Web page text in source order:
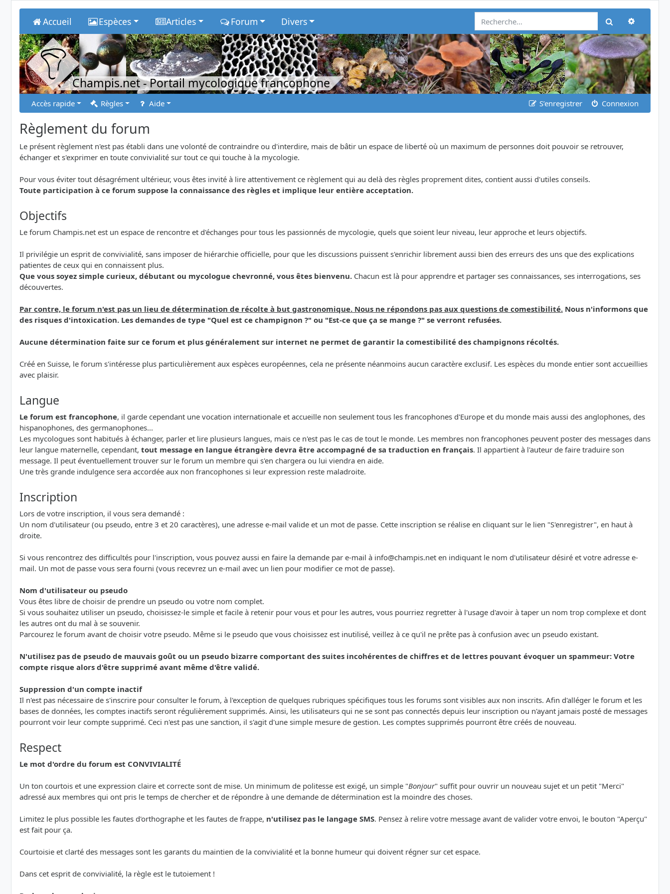
Accueil Espèces Articles Forum Divers Rechercher
Champis.net- Portail mycologique francophone
Accès rapide Règles Aide S’enregistrer Connexion
Règlement du forum
Le présent règlement n'est pas établi dans une volonté de contraindre ou d'interdire, mais de bâtir un espace de liberté où un maximum de personnes doit pouvoir se retrouver,
échanger et s'exprimer en toute convivialité sur tout ce qui touche à la mycologie.
Pour vous éviter tout désagrément ultérieur, vous êtes invité à lire attentivement ce règlement qui au delà des règles proprement dites, contient aussi d'utiles conseils.
Toute participation à ce forum suppose la connaissance des règles et implique leur entière acceptation.
Objectifs
Le forum Champis.net est un espace de rencontre et d'échanges pour tous les passionnés de mycologie, quels que soient leur niveau, leur approche et leurs objectifs.
Il privilégie un esprit de convivialité, sans imposer de hiérarchie officielle, pour que les discussions puissent s'enrichir librement aussi bien des erreurs des uns que des explications
patientes de ceux qui en connaissent plus.
Que vous soyez simple curieux, débutant ou mycologue chevronné, vous êtes bienvenu. Chacun est là pour apprendre et partager ses connaissances, ses interrogations, ses
découvertes.
Par contre, le forum n'est pas un lieu de détermination de récolte à but gastronomique. Nous ne répondons pas aux questions de comestibilité. Nous n'informons que
des risques d'intoxication. Les demandes de type "Quel est ce champignon ?" ou "Est-ce que ça se mange ?" se verront refusées.
Aucune détermination faite sur ce forum et plus généralement sur internet ne permet de garantir la comestibilité des champignons récoltés.
Créé en Suisse, le forum s'intéresse plus particulièrement aux espèces européennes, cela ne présente néanmoins aucun caractère exclusif. Les espèces du monde entier sont accueillies
avec plaisir.
Langue
Le forum est francophone, il garde cependant une vocation internationale et accueille non seulement tous les francophones d'Europe et du monde mais aussi des anglophones, des
hispanophones, des germanophones...
Les mycologues sont habitués à échanger, parler et lire plusieurs langues, mais ce n'est pas le cas de tout le monde. Les membres non francophones peuvent poster des messages dans
leur langue maternelle, cependant, tout message en langue étrangère devra être accompagné de sa traduction en français. Il appartient à l'auteur de faire traduire son
message. Il peut éventuellement trouver sur le forum un membre qui s'en chargera ou lui viendra en aide.
Une très grande indulgence sera accordée aux non francophones si leur expression reste maladroite.
Inscription
Lors de votre inscription, il vous sera demandé :
Un nom d'utilisateur (ou pseudo, entre 3 et 20 caractères), une adresse e-mail valide et un mot de passe. Cette inscription se réalise en cliquant sur le lien "S'enregistrer", en haut à
droite.
Si vous rencontrez des difficultés pour l'inscription, vous pouvez aussi en faire la demande par e-mail à info@champis.net en indiquant le nom d'utilisateur désiré et votre adresse e-
mail. Un mot de passe vous sera fourni (vous recevrez un e-mail avec un lien pour modifier ce mot de passe).
Nom d'utilisateur ou pseudo
Vous êtes libre de choisir de prendre un pseudo ou votre nom complet.
Si vous souhaitez utiliser un pseudo, choisissez-le simple et facile à retenir pour vous et pour les autres, vous pourriez regretter à l'usage d'avoir à taper un nom trop complexe et dont
les autres ont du mal à se souvenir.
Parcourez le forum avant de choisir votre pseudo. Même si le pseudo que vous choisissez est inutilisé, veillez à ce qu'il ne prête pas à confusion avec un pseudo existant.
N'utilisez pas de pseudo de mauvais goût ou un pseudo bizarre comportant des suites incohérentes de chiffres et de lettres pouvant évoquer un spammeur: Votre
compte risque alors d'être supprimé avant même d'être validé.
Suppression d'un compte inactif
Il n'est pas nécessaire de s'inscrire pour consulter le forum, à l'exception de quelques rubriques spécifiques tous les forums sont visibles aux non inscrits. Afin d'alléger le forum et les
bases de données, les comptes inactifs seront régulièrement supprimés. Ainsi, les utilisateurs qui ne se sont pas connectés depuis leur inscription ou n'ayant jamais posté de messages
pourront voir leur compte supprimé. Ceci n'est pas une sanction, il s'agit d'une simple mesure de gestion. Les comptes supprimés pourront être créés de nouveau.
Respect
Le mot d'ordre du forum est CONVIVIALITÉ
Un ton courtois et une expression claire et correcte sont de mise. Un minimum de politesse est exigé, un simple "Bonjour" suffit pour ouvrir un nouveau sujet et un petit "Merci"
adressé aux membres qui ont pris le temps de chercher et de répondre à une demande de détermination est la moindre des choses.
Limitez le plus possible les fautes d'orthographe et les fautes de frappe, n'utilisez pas le langage SMS. Pensez à relire votre message avant de valider votre envoi, le bouton "Aperçu"
est fait pour ça.
Courtoisie et clarté des messages sont les garants du maintien de la convivialité et la bonne humeur qui doivent régner sur cet espace.
Dans cet esprit de convivialité, la règle est le tutoiement !